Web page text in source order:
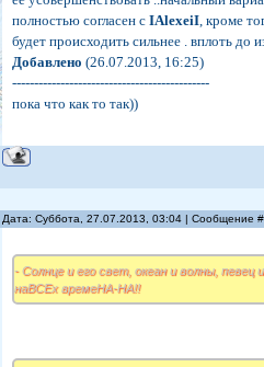
полностью согласен сIAlexeiI, кроме
будет происходить сильнее . вплоть до
Добавлено (26.07.2013, 16:25)
---------------------------------------------
пока что как то так))
Дата: Суббота, 27.07.2013, 03:04 | Сообщение
- Солнце и его свет, океан и волны, певец
наВСЕх времеНА-НА!!